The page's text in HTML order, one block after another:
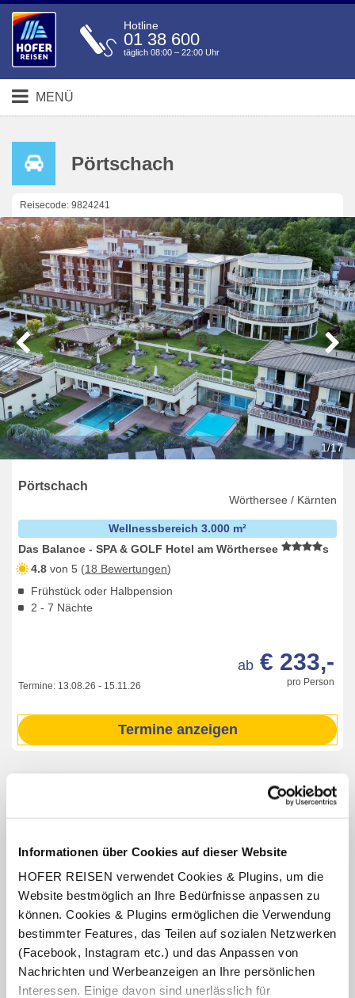
Informationen über Cookies auf dieser Website
HOFER REISEN verwendet Cookies & Plugins, um die
Website bestmöglich an Ihre Bedürfnisse anpassen zu
können. Cookies & Plugins ermöglichen die Verwendung
bestimmter Features, das Teilen auf sozialen Netzwerken
(Facebook, Instagram etc.) und das Anpassen von
Nachrichten und Werbeanzeigen an Ihre persönlichen
Interessen. Einige davon sind unerlässlich für
Hotline
01 38 600
täglich 08:00 – 22:00 Uhr
MENÜ
Pörtschach
Reisecode: 9824241
1/17
Pörtschach
Wörthersee / Kärnten
Wellnessbereich 3.000 m²
Das Balance - SPA & GOLF Hotel am Wörthersee
s
4.8 von 5 (18 Bewertungen)
Frühstück oder Halbpension
2 - 7 Nächte
Termine: 13.08.26 - 15.11.26 pro Person
ab € 233,-
Termine anzeigen
Hotel am Wörthersee
s
Verpflegung: wahlweise Frühstücksbuffet oder
Halbpension mit Frühstücksbuffet, kleiner Mittagssnack,
abends 5-Gang-Wahlmenü (für den 22.08.26 ist die
Halbpension bereits inkludiert.)
Benutzung des hoteleigenen Wellnessbereichs
(Öffnungszeiten lt. Aushang vor Ort oder online)
Fahrradverleih (nach Verfügbarkeit)